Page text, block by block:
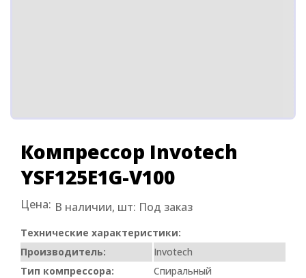
Компрессор Invotech
YSF125E1G-V100
Цена: В наличии, шт: Под заказ
Технические характеристики:
Производитель:
Invotech
Тип компрессора:
Спиральный